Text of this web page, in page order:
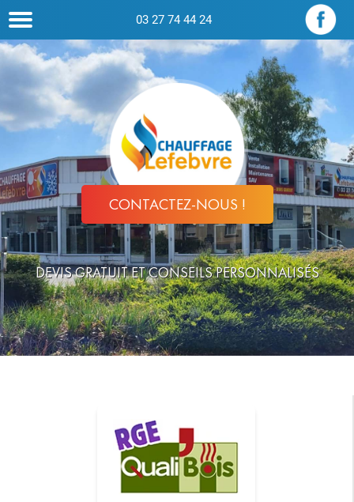
03 27 74 44 24
CONTACTEZ-NOUS !
DEVIS GRATUIT ET CONSEILS PERSONNALISÉS